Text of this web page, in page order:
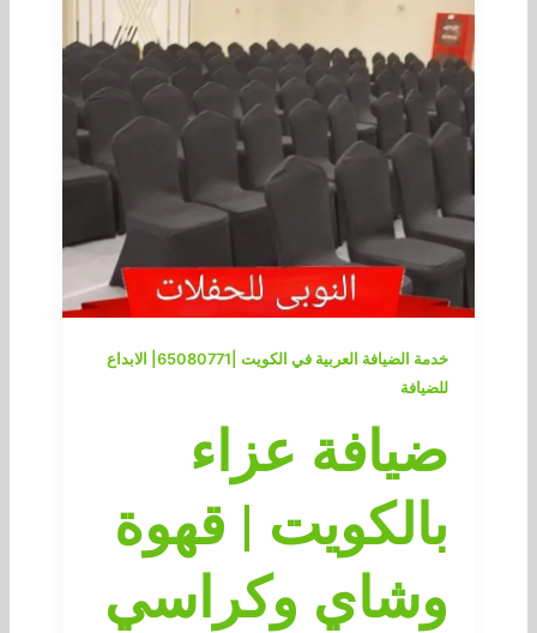
خدمة الضيافة العربية في الكويت |65080771| الابداع
للضيافة
ضيافة عزاء
بالكويت | قهوة
وشاي وكراسي